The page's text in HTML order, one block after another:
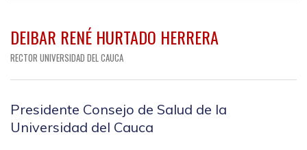
DEIBAR RENÉ HURTADO HERRERA
RECTOR UNIVERSIDAD DEL CAUCA
Presidente Consejo de Salud de la
Universidad del Cauca